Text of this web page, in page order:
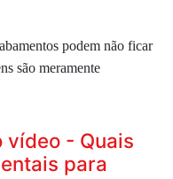
podem não ficar
são meramente
vídeo - Quais
para